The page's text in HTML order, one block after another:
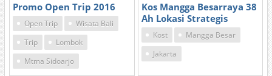
Promo Open Trip 2016
Open Trip
Wisata Bali
Trip
Lombok
Mtma Sidoarjo
Kos Mangga Besarraya 38
Ah Lokasi Strategis
Kost
Mangga Besar
Jakarta